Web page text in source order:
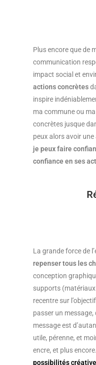
Plus encore que de
communication
impact social et
actions concrètes
inspire
ma commune ou
concrètes jusque
peux alors avoir
je peux faire
confiance en ses
La grande force de
repenser tous les
conception
supports (matériaux
recentre sur
passer un
message est
utile, pérenne, et
encre, et plus
possibilités